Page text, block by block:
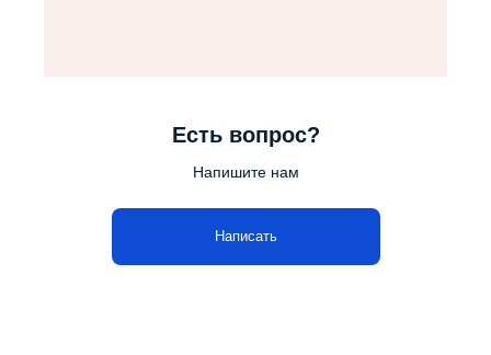
Есть вопрос?
Напишите нам
Написать